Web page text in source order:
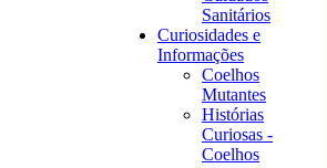
Sanitários
Curiosidades e
Informações
Coelhos
Mutantes
Histórias
Curiosas -
Coelhos